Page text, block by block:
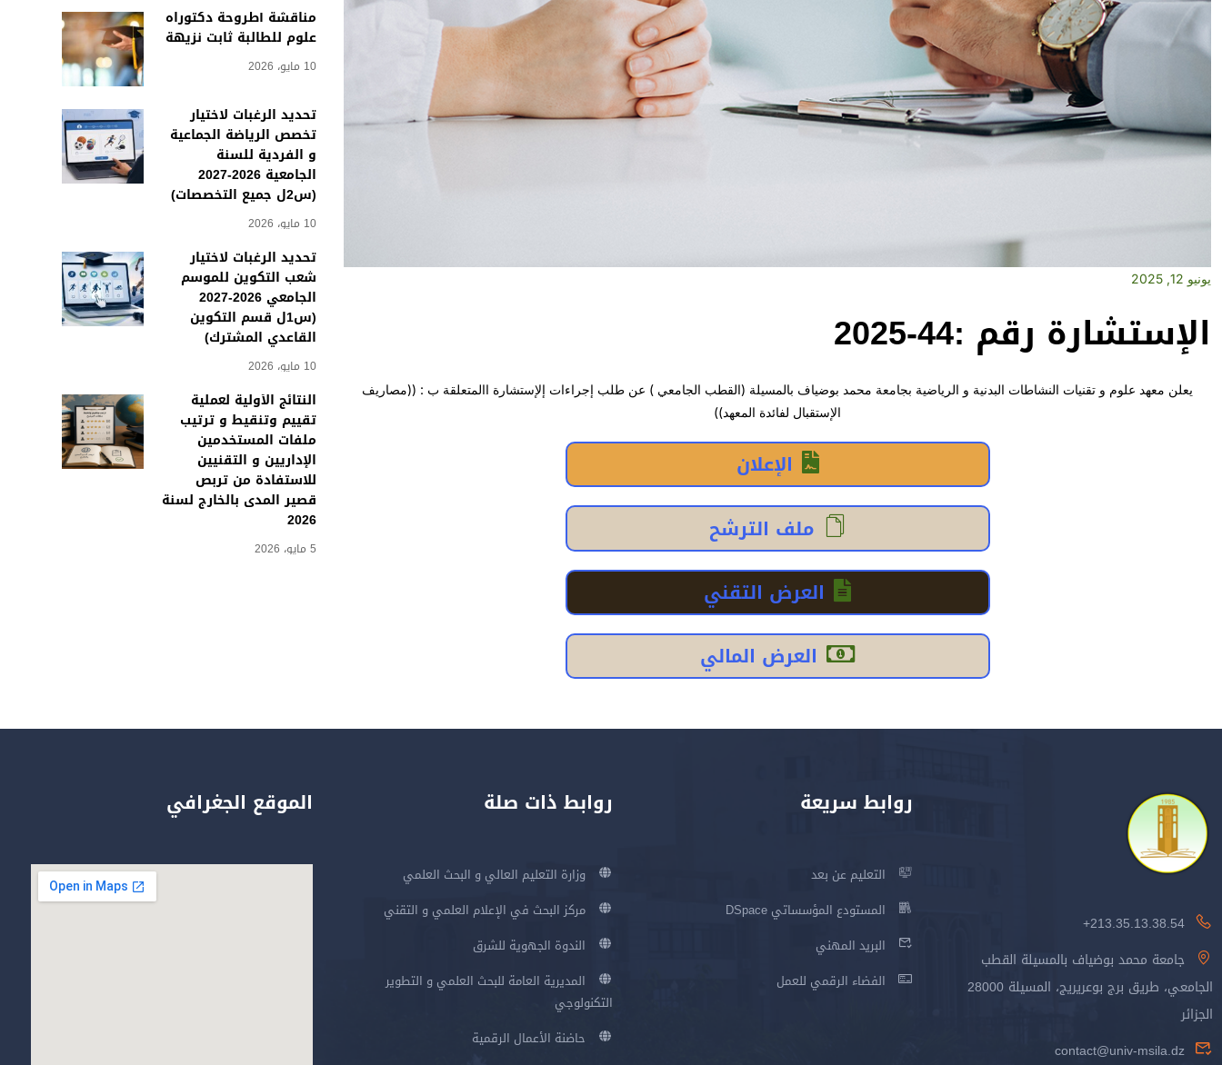
مناقشة أطروحة دكتوراه
علوم للطالبة ثابت نزيهة
10 مايو، 2026
تحديد الرغبات لاختيار
تخصص الرياضة الجماعية
و الفردية للسنة
الجامعية 2026-2027
(س2ل جميع التخصصات)
10 مايو، 2026
تحديد الرغبات لاختيار
شعب التكوين للموسم
الجامعي 2026-2027
(س1ل قسم التكوين
القاعدي المشترك)
10 مايو، 2026
النتائج الأولية لعملية
تقييم وتنقيط و ترتيب
ملفات المستخدمين
الإداريين و التقنيين
للاستفادة من تربص
قصير المدى بالخارج لسنة
2026
5 مايو، 2026
يونيو 12, 2025
الإستشارة رقم :44-2025
يعلن معهد علوم و تقنيات النشاطات البدنية و الرياضية بجامعة محمد بوضياف بالمسيلة (القطب الجامعي ) عن طلب إجراءات إلإستشارة االمتعلقة ب : ((مصاريف
الإستقبال لفائدة المعهد))
الإعلان
ملف الترشح
العرض التقني
العرض المالي
213.35.13.38.54+
جامعة محمد بوضياف بالمسيلة القطب
الجامعي، طريق برج بوعريريج، المسيلة 28000
الجزائر
contact@univ-msila.dz
روابط سريعة
التعليم عن بعد
المستودع المؤسساتي DSpace
البريد المهني
الفضاء الرقمي للعمل
روابط ذات صلة
وزارة التعليم العالي و البحث العلمي
مركز البحث في الإعلام العلمي و التقني
الندوة الجهوية للشرق
المديرية العامة للبحث العلمي و التطوير
التكنولوجي
حاضنة الأعمال الرقمية
الموقع الجغرافي